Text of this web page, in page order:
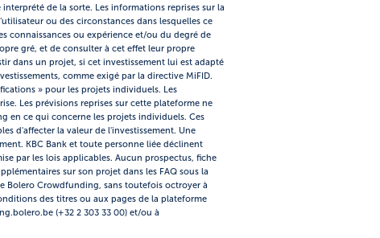
de la sorte. Les informations reprises sur la
ou des circonstances dans lesquelles ce
connaissances ou expérience et/ou du degré de
gré, et de consulter à cet effet leur propre
dans un projet, si cet investissement lui est adapté
comme exigé par la directive MiFID.
» pour les projets individuels. Les
Les prévisions reprises sur cette plateforme ne
en ce qui concerne les projets individuels. Ces
d'affecter la valeur de l'investissement. Une
KBC Bank et toute personne liée déclinent
par les lois applicables. Aucun prospectus, fiche
sur son projet dans les FAQ sous la
Bolero Crowdfunding, sans toutefois octroyer à
des titres ou aux pages de la plateforme
(+32 2 303 33 00) et/ou à